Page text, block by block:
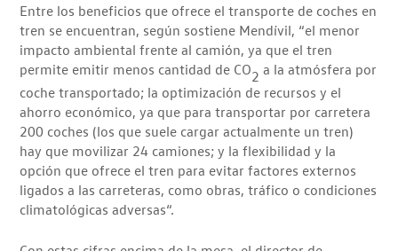
Entre los beneficios que ofrece el transporte de coches en
tren se encuentran, según sostiene Mendívil, “el menor
impacto ambiental frente al camión, ya que el tren
permite emitir menos cantidad de CO2 a la atmósfera por
coche transportado; la optimización de recursos y el
ahorro económico, ya que para transportar por carretera
200 coches (los que suele cargar actualmente un tren)
hay que movilizar 24 camiones; y la flexibilidad y la
opción que ofrece el tren para evitar factores externos
ligados a las carreteras, como obras, tráfico o condiciones
climatológicas adversas“.